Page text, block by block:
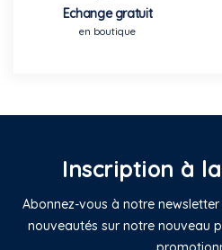
Echange gratuit
en boutique
Inscription à
Abonnez-vous à notre
nouveautés sur notre nouveau